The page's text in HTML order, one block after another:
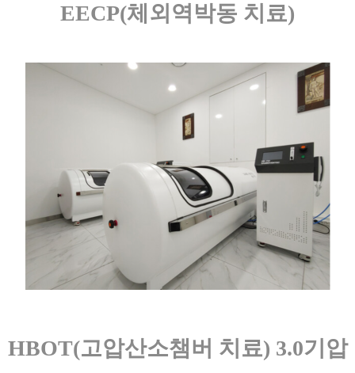
EECP(체외역박동 치료)
HBOT(고압산소챔버 치료) 3.0기압